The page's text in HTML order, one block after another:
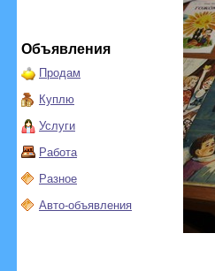
Объявления
Продам
Куплю
Услуги
Работа
Разное
Авто-объявления